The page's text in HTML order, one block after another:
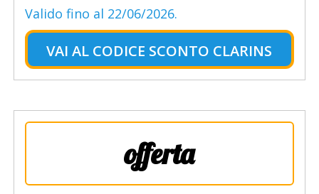
Valido fino al 22/06/2026.
VAI AL CODICE SCONTO CLARINS
offerta